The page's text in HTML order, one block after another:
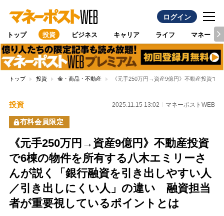
ログイン
トップ 投資 ビジネス キャリア ライフ マネー
トップ 投資 金・商品・不動産 《元手250万円→資産9億円》不動産投資で
投資 2025.11.15 13:02 マネーポストWEB
有料会員限定
《元手250万円→資産9億円》不動産投資
で6棟の物件を所有する八木エミリーさ
んが説く「銀行融資を引き出しやすい人
／引き出しにくい人」の違い 融資担当
者が重要視しているポイントとは